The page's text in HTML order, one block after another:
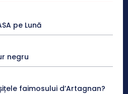
pe Lună
negru
faimosului d’Artagnan?